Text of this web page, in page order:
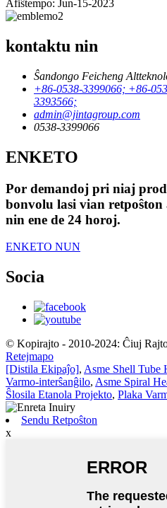
Afiŝtempo: Jun-15-2023
kontaktu nin
Ŝandongo Feicheng
+86-0538-3399066; +86-
3393566;
admin@jintagroup.com
0538-3399066
ENKETO
Por demandoj pri niaj
bonvolu lasi vian
nin ene de 24 horoj.
ENKETO NUN
Socia
© Kopirajto - 2010-2024: Ĉiuj
Retejmapo
[Distila Ekipaĵo], Asme Shell Tube
Varmo-interŝanĝilo, Asme Spiral
Ŝlosila Etanola Projekto, Plaka
Sendu Retpoŝton
x